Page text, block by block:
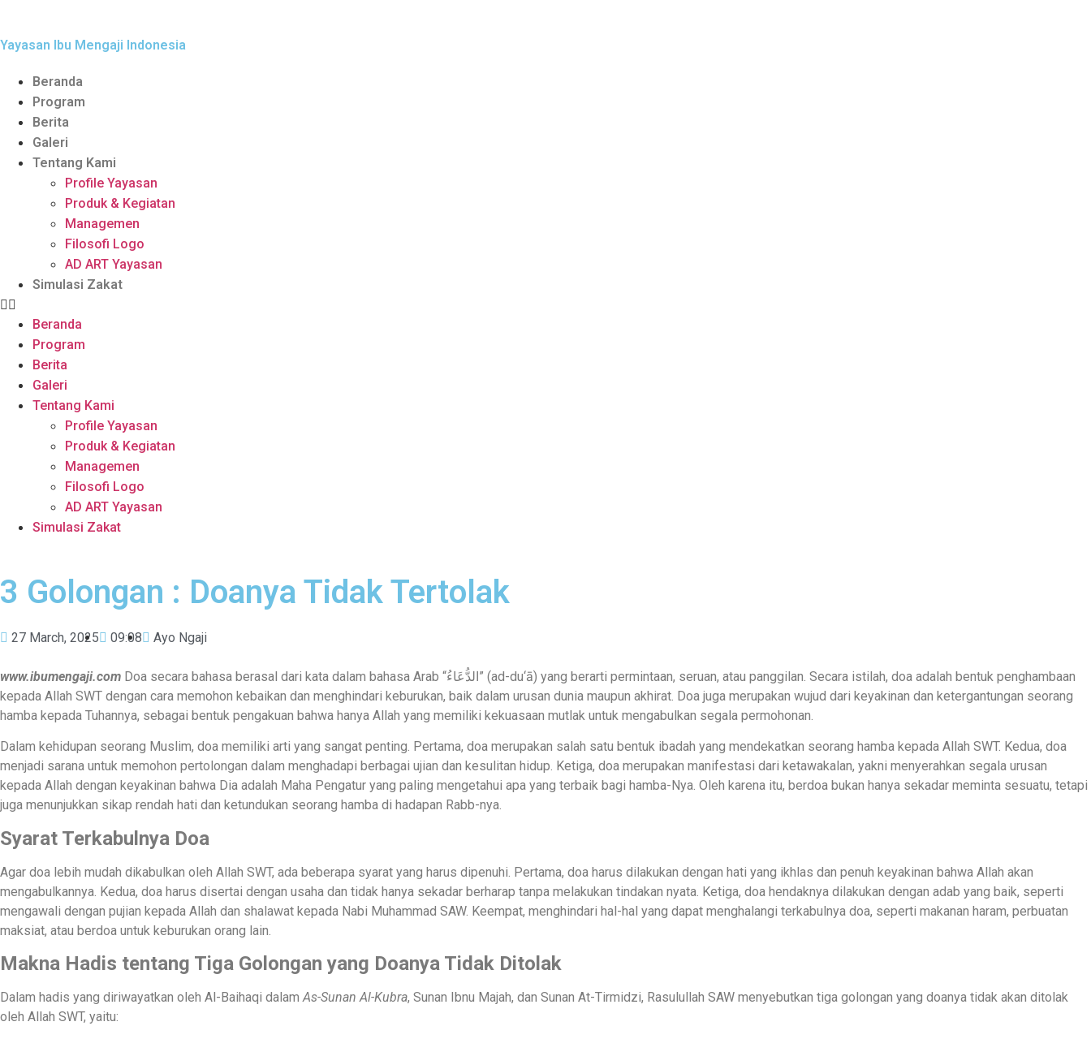
Yayasan Ibu Mengaji Indonesia
Beranda
Program
Berita
Galeri
Tentang Kami
Profile Yayasan
Produk & Kegiatan
Managemen
Filosofi Logo
AD ART Yayasan
Simulasi Zakat
Beranda
Program
Berita
Galeri
Tentang Kami
Profile Yayasan
Produk & Kegiatan
Managemen
Filosofi Logo
AD ART Yayasan
Simulasi Zakat
3 Golongan : Doanya Tidak Tertolak
27 March, 2025 09:08 Ayo Ngaji
www.ibumengaji.com Doa secara bahasa berasal dari kata dalam bahasa Arab “الدُّعَاءُ” (ad-du‘ā) yang berarti permintaan, seruan, atau panggilan. Secara istilah, doa adalah bentuk penghambaan
kepada Allah SWT dengan cara memohon kebaikan dan menghindari keburukan, baik dalam urusan dunia maupun akhirat. Doa juga merupakan wujud dari keyakinan dan ketergantungan seorang
hamba kepada Tuhannya, sebagai bentuk pengakuan bahwa hanya Allah yang memiliki kekuasaan mutlak untuk mengabulkan segala permohonan.
Dalam kehidupan seorang Muslim, doa memiliki arti yang sangat penting. Pertama, doa merupakan salah satu bentuk ibadah yang mendekatkan seorang hamba kepada Allah SWT. Kedua, doa
menjadi sarana untuk memohon pertolongan dalam menghadapi berbagai ujian dan kesulitan hidup. Ketiga, doa merupakan manifestasi dari ketawakalan, yakni menyerahkan segala urusan
kepada Allah dengan keyakinan bahwa Dia adalah Maha Pengatur yang paling mengetahui apa yang terbaik bagi hamba-Nya. Oleh karena itu, berdoa bukan hanya sekadar meminta sesuatu, tetapi
juga menunjukkan sikap rendah hati dan ketundukan seorang hamba di hadapan Rabb-nya.
Syarat Terkabulnya Doa
Agar doa lebih mudah dikabulkan oleh Allah SWT, ada beberapa syarat yang harus dipenuhi. Pertama, doa harus dilakukan dengan hati yang ikhlas dan penuh keyakinan bahwa Allah akan
mengabulkannya. Kedua, doa harus disertai dengan usaha dan tidak hanya sekadar berharap tanpa melakukan tindakan nyata. Ketiga, doa hendaknya dilakukan dengan adab yang baik, seperti
mengawali dengan pujian kepada Allah dan shalawat kepada Nabi Muhammad SAW. Keempat, menghindari hal-hal yang dapat menghalangi terkabulnya doa, seperti makanan haram, perbuatan
maksiat, atau berdoa untuk keburukan orang lain.
Makna Hadis tentang Tiga Golongan yang Doanya Tidak Ditolak
Dalam hadis yang diriwayatkan oleh Al-Baihaqi dalamAs-Sunan Al-Kubra, Sunan Ibnu Majah, dan Sunan At-Tirmidzi, Rasulullah SAW menyebutkan tiga golongan yang doanya tidak akan ditolak
oleh Allah SWT, yaitu: